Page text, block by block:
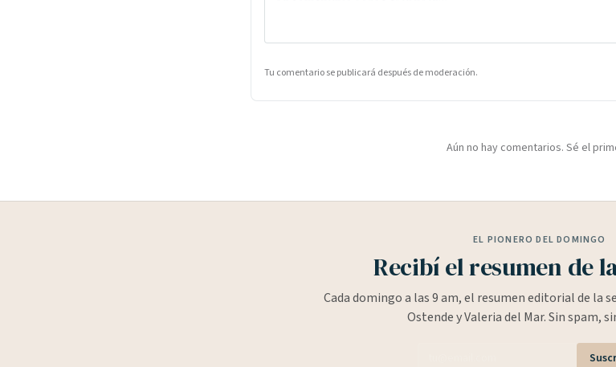
Tu comentario se publicará después de moderación.
Aún no hay comentarios. Sé el
EL PIONERO DEL DOMINGO
Recibí el resumen de
Cada domingo a las 9 am, el resumen editorial de la
Ostende y Valeria del Mar. Sin spam,